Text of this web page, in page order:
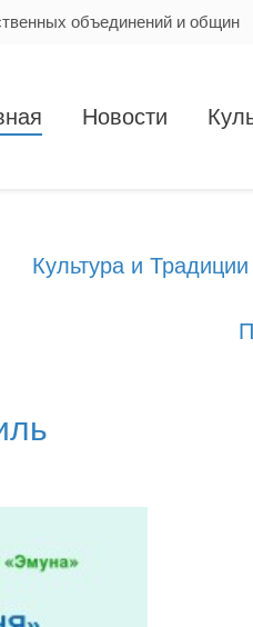
объединений и общин
Новости
Культура и Традиции